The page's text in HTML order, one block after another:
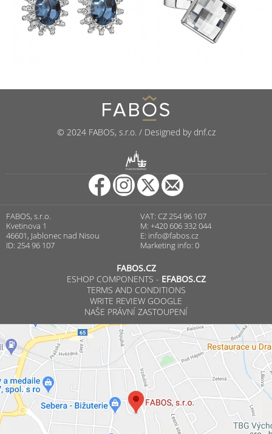
© 2024 FABOS, s.r.o. / Designed by dnf.cz
PUNCOVNÍ ÚŘAD
FABOS, s.r.o.
Kvetinova 1
46601, Jablonec nad Nisou
ID: 254 96 107
VAT: CZ 254 96 107
M: +420 606 332 044
E: info@fabos.cz
Marketing info: 0
FABOS.CZ
ESHOP COMPONENTS - EFABOS.CZ
TERMS AND CONDITIONS
WRITE REVIEW GOOGLE
NAŠE PRÁVNÍ ZASTOUPENÍ